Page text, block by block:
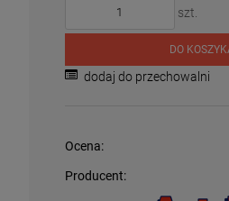
szt.
DO
dodaj do przechowalni
Ocena:
Producent: